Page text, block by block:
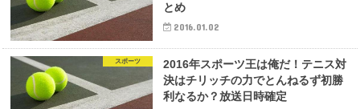
とめ
2016.01.02
スポーツ
2016年スポーツ王は俺だ！テニス対
決はチリッチの力でとんねるず初勝
利なるか？放送日時確定